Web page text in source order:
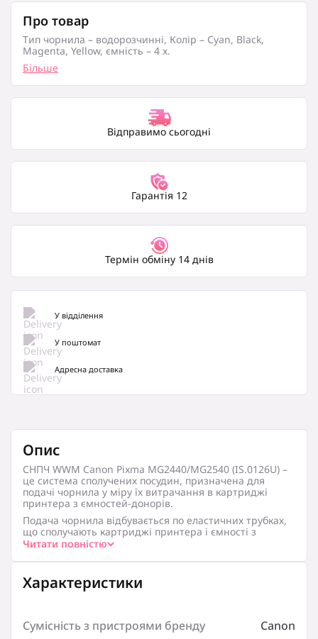
Про товар
Тип чорнила – водорозчинні, Колір – Cyan, Black,
Magenta, Yellow, ємність – 4 х.
Більше
Відправимо сьогодні
Гарантія 12
Термін обміну 14 днів
У відділення
У поштомат
Адресна доставка
Опис
СНПЧ WWM Canon Pixma MG2440/MG2540 (IS.0126U) –
це система сполучених посудин, призначена для
подачі чорнила у міру їх витрачання в картриджі
принтера з ємностей-донорів.
Подача чорнила відбувається по еластичних трубках,
що сполучають картриджі принтера і ємності з
чорнилом. За рахунок створеного в процесі роботи
заповнюють місце витрачених чорнил в процесі друку.
СНПЧ WWM Canon Pixma MG2440/MG2540 (IS.0126U)
можуть використовуватися разом з струменевими
Canon Pixma MG2440/MG2540
Читати повністю
Характеристики
Сумісність з пристроями бренду
Canon